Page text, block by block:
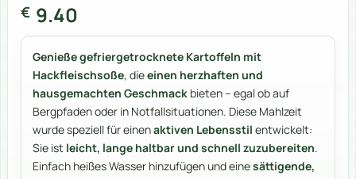
mit
5von
5,
basierend
Kundenbewertungen
€ 9.40
Genieße gefriergetrocknete Kartoffeln mit
Hackfleischsoße, dieeinen herzhaften und
hausgemachten Geschmack bieten – egal ob auf
Bergpfaden oder in Notfallsituationen. Diese Mahlzeit
wurde speziell für einenaktiven Lebensstil entwickelt:
Sie ist leicht, lange haltbar und schnell zuzubereiten.
Einfach heißes Wasser hinzufügen und einesättigende,